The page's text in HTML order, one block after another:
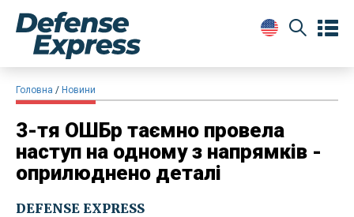
Головна Новини
3-тя ОШБр таємно провела
наступ на одному з напрямків -
оприлюднено деталі
DEFENSE EXPRESS